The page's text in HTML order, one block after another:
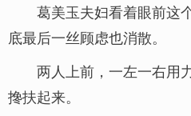
葛美玉夫妇看着眼前这
底最后一丝顾虑也消散。
两人上前，一左一右用
搀扶起来。